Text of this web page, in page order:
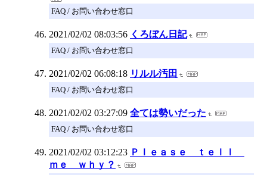
FAQ / お問い合わせ窓口
2021/02/02 08:03:56 くろぼん日記
FAQ / お問い合わせ窓口
2021/02/02 06:08:18 リルル汚田
FAQ / お問い合わせ窓口
2021/02/02 03:27:09 全ては勢いだった
FAQ / お問い合わせ窓口
2021/02/02 03:12:23 Ｐｌｅａｓｅ ｔｅｌｌ
ｍｅ ｗｈｙ？